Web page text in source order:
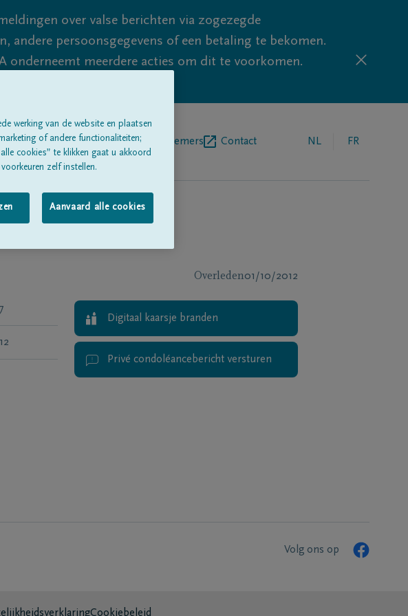
over valse berichten via zogezegde
andere persoonsgegevens of een betaling te bekomen.
onderneemt meerdere acties om dit te voorkomen.
Over onsBegrafenisondernemers Contact NL FR
Overleden01/10/2012
Digitaal kaarsje branden
Privé condoléancebericht versturen
Volg ons op
Cookiebeleid
werking van de website en plaatsen
of andere functionaliteiten;
cookies” te klikken gaat u akkoord
zelf instellen.
Aanvaard alle cookies